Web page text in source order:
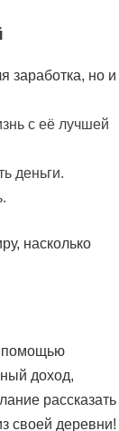
заработка, но и
с её лучшей
деньги.
насколько
помощью
доход,
рассказать
своей деревни!